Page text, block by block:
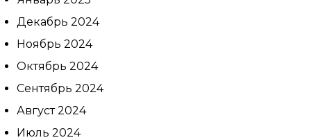
Декабрь 2024
Ноябрь 2024
Октябрь 2024
Сентябрь 2024
Август 2024
Июль 2024